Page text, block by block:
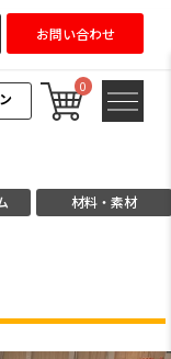
0
お問い合わせ
材料・素材